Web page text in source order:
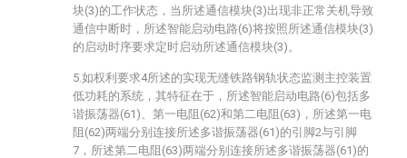
块(3)的工作状态，当所述通信模块(3)出现非正常关机导致
通信中断时，所述智能启动电路(6)将按照所述通信模块(3)
的启动时序要求定时启动所述通信模块(3)。
5.如权利要求4所述的实现无缝铁路钢轨状态监测主控装置
低功耗的系统，其特征在于，所述智能启动电路(6)包括多
谐振荡器(61)、第一电阻(62)和第二电阻(63)，所述第一电
阻(62)两端分别连接所述多谐振荡器(61)的引脚2与引脚
7，所述第二电阻(63)两端分别连接所述多谐振荡器(61)的